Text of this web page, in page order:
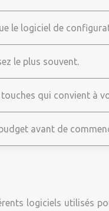
le logiciel de
le plus souvent.
qui convient à
avant de
logiciels utilisés